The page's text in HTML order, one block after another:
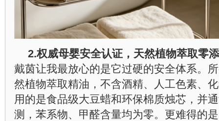
2.权威母婴安全认证，天然植物萃取零
戴茵让我最放心的是它过硬的安全体系。
然植物萃取精油，不含酒精、人工色素、
用的是食品级大豆蜡和环保棉质烛芯，并
测，苯系物、甲醛含量均为零。更难得的